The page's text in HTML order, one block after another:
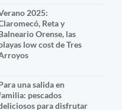
2025:
Reta y
Orense, las
low cost de Tres
una salida en
pescados
para disfrutar